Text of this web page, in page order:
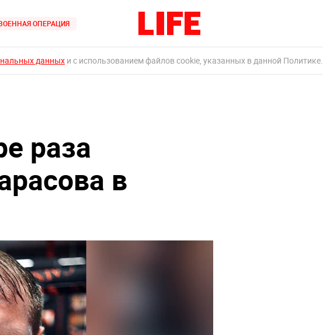
ОПЕРАЦИЯ
данных и с использованием файлов cookie, указанных в данной Политике.
раза
в